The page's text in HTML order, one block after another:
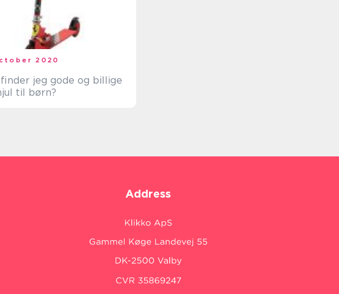
2020
jeg gode og billige
til børn?
Address